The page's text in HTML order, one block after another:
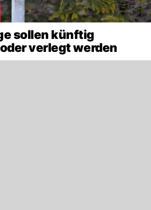
sollen künftig
verlegt werden